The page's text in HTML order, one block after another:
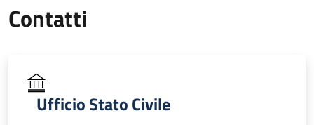
Contatti
Ufficio Stato Civile